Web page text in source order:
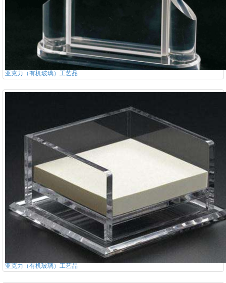
亚克力（有机玻璃）工艺品
亚克力（有机玻璃）工艺品